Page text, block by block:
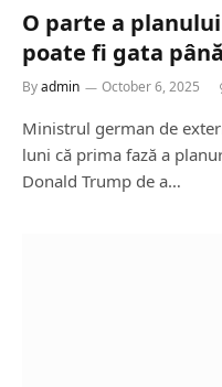
O parte a
poate fi gata
Byadmin October 6, 2025
Ministrul german de
luni că prima fază a
Donald Trump de a…